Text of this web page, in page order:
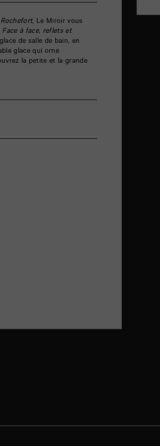
, Le Miroir vous
Face à face, reflets et
de salle de bain, en
glace qui orne
la petite et la grande